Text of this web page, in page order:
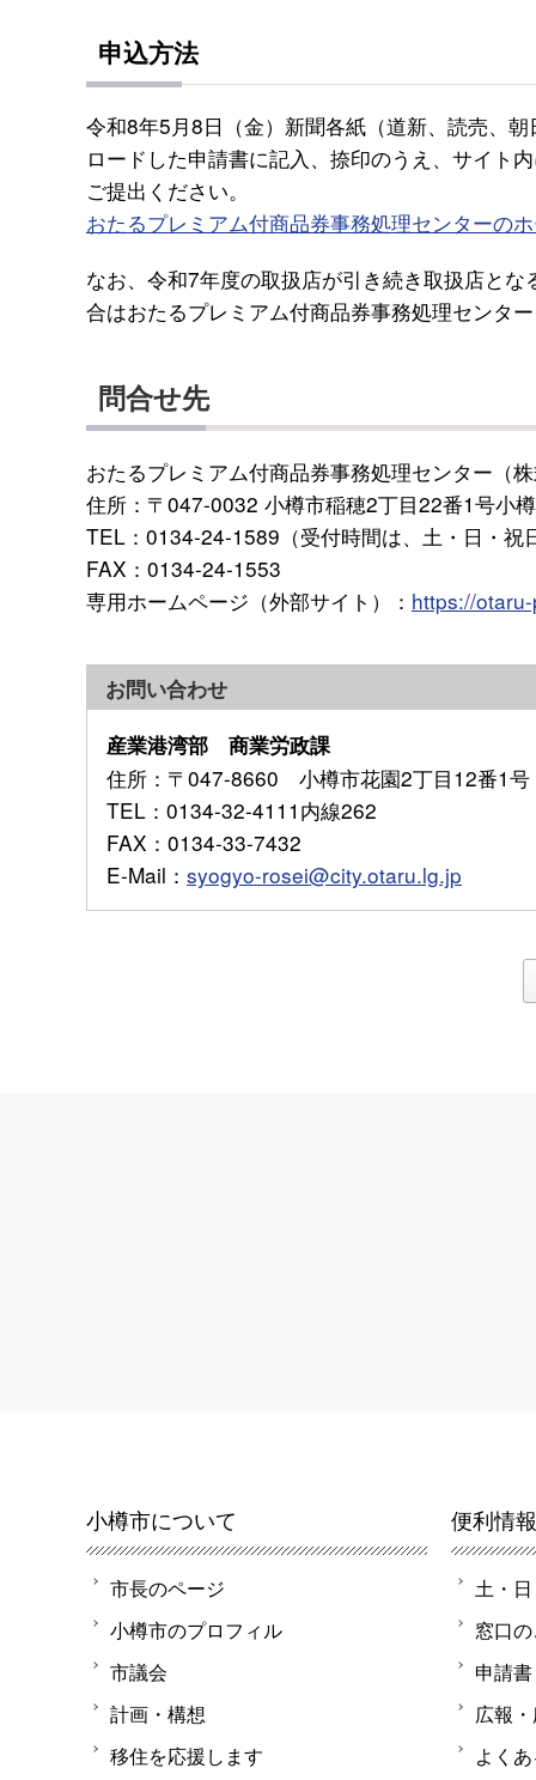
申込方法
令和8年5月8日（金）新聞各紙（道新、読売、
ロードした申請書に記入、捺印のうえ、サイト
ご提出ください。
おたるプレミアム付商品券事務処理センターの
なお、令和7年度の取扱店が引き続き取扱店と
合はおたるプレミアム付商品券事務処理センタ
問合せ先
おたるプレミアム付商品券事務処理センター（
住所：〒047-0032 小樽市稲穂2丁目22番1号小
TEL：0134-24-1589（受付時間は、土・日・
FAX：0134-24-1553
専用ホームページ（外部サイト）： https://
お問い合わせ
産業港湾部 商業労政課
住所 ：〒047-8660 小樽市花園2丁目12番1号
TEL ：0134-32-4111内線262
FAX ：0134-33-7432
E-Mail ： syogyo-rosei@city.otaru.lg.jp
小樽市について
市長のページ
小樽市のプロフィル
市議会
計画・構想
移住を応援します
便利情
土・
窓口
申請
広報
よく